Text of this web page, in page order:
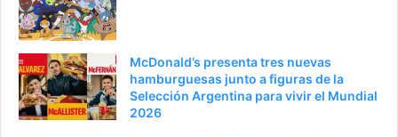
e
r
p
á
McDonald’s presenta tres nuevas
hamburguesas junto a figuras de la
Selección Argentina para vivir el Mundial
2026